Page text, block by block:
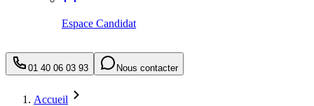
Espace Candidat
01 40 06 03 93 Nous contacter
Accueil